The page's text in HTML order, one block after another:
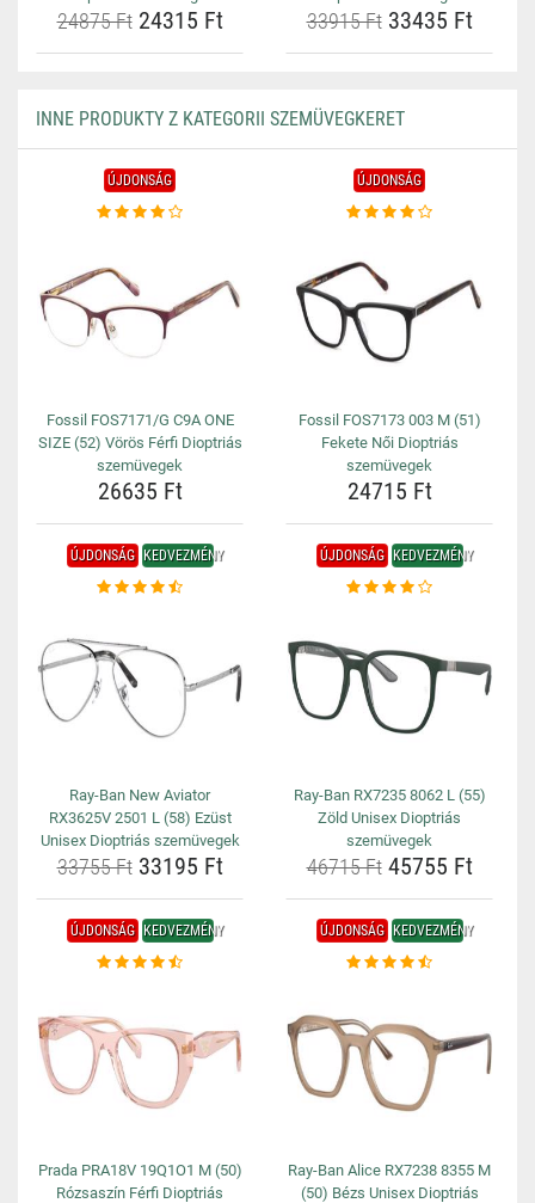
24875 Ft24315 Ft 33915 Ft33435 Ft
INNE PRODUKTY Z KATEGORII SZEMÜVEGKERET
ÚJDONSÁG
Fossil FOS7171/G C9A ONE
SIZE (52) Vörös Férfi Dioptriás
szemüvegek
26635 Ft
ÚJDONSÁG
Fossil FOS7173 003 M (51)
Fekete Női Dioptriás
szemüvegek
24715 Ft
ÚJDONSÁG KEDVEZMÉNY
Ray-Ban New Aviator
RX3625V 2501 L (58) Ezüst
Unisex Dioptriás szemüvegek
33755 Ft33195 Ft
ÚJDONSÁG KEDVEZMÉNY
Ray-Ban RX7235 8062 L (55)
Zöld Unisex Dioptriás
szemüvegek
46715 Ft45755 Ft
ÚJDONSÁG KEDVEZMÉNY
Prada PRA18V 19Q1O1 M (50)
Rózsaszín Férfi Dioptriás
ÚJDONSÁG KEDVEZMÉNY
Ray-Ban Alice RX7238 8355 M
(50) Bézs Unisex Dioptriás